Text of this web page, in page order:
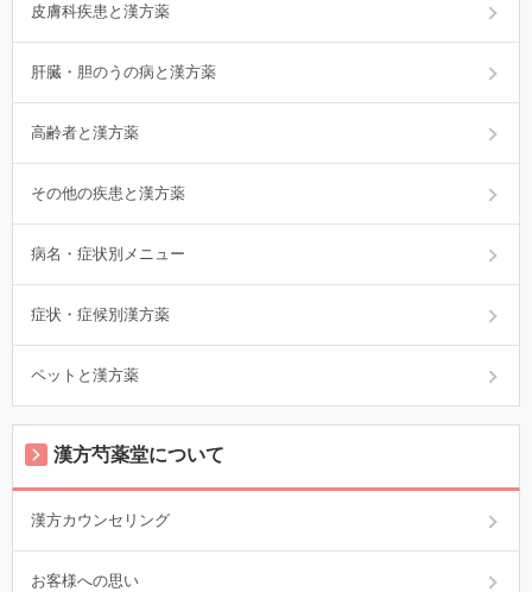
皮膚科疾患と漢方薬
肝臓・胆のうの病と漢方薬
高齢者と漢方薬
その他の疾患と漢方薬
病名・症状別メニュー
症状・症候別漢方薬
ペットと漢方薬
漢方芍薬堂について
漢方カウンセリング
お客様への思い